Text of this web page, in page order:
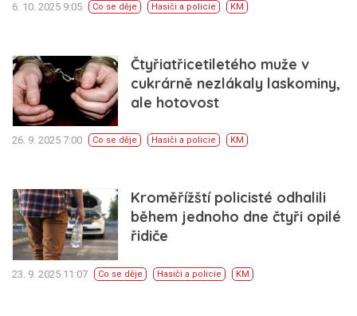
6. 10. 2025 9:05 Co se děje Hasiči a policie KM
Čtyřiatřicetiletého muže v
cukrárně nezlákaly laskominy,
ale hotovost
26. 9. 2025 7:00 Co se děje Hasiči a policie KM
Kroměřížští policisté odhalili
během jednoho dne čtyři opilé
řidiče
23. 9. 2025 11:07 Co se děje Hasiči a policie KM